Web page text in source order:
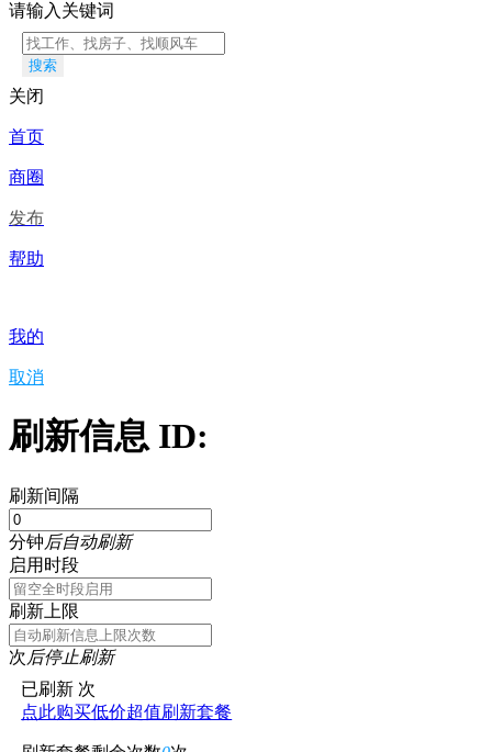
请输入关键词
搜索
关闭
首页
商圈
发布
帮助
我的
取消
刷新信息 ID:
刷新间隔
分钟后自动刷新
启用时段
刷新上限
次后停止刷新
已刷新 次
点此购买低价超值刷新套餐